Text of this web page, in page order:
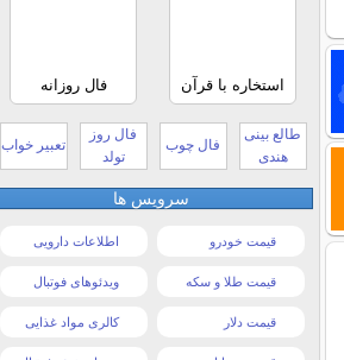
استخاره با قرآن فال روزانه
طالع بینی
هندی
فال چوب
فال روز
تولد
تعبیر خواب
سرویس ها
قیمت خودرو اطلاعات دارویی
قیمت طلا و سکه ویدئوهای فوتبال
قیمت دلار کالری مواد غذایی